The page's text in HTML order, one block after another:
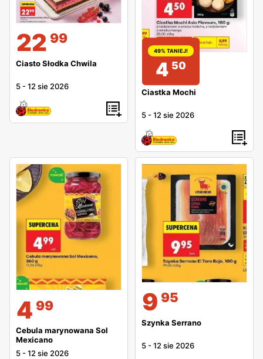
22 99
Ciasto Słodka Chwila
5 -12 sie 2026
49% TANIEJ!
4 50
Ciastka Mochi
5 -12 sie 2026
4 99
Cebula marynowana Sol
Mexicano
5 -12 sie 2026
9 95
Szynka Serrano
5 -12 sie 2026